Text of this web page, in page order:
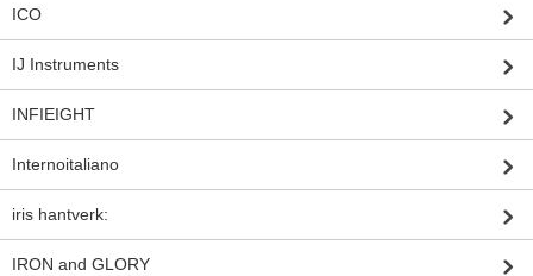
ICO
IJ Instruments
INFIEIGHT
Internoitaliano
iris hantverk:
IRON and GLORY